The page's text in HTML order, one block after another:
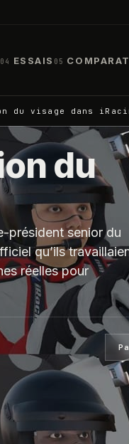
04 ESSAIS 05
du visage dans
du
président senior du
qu’ils
réelles pour